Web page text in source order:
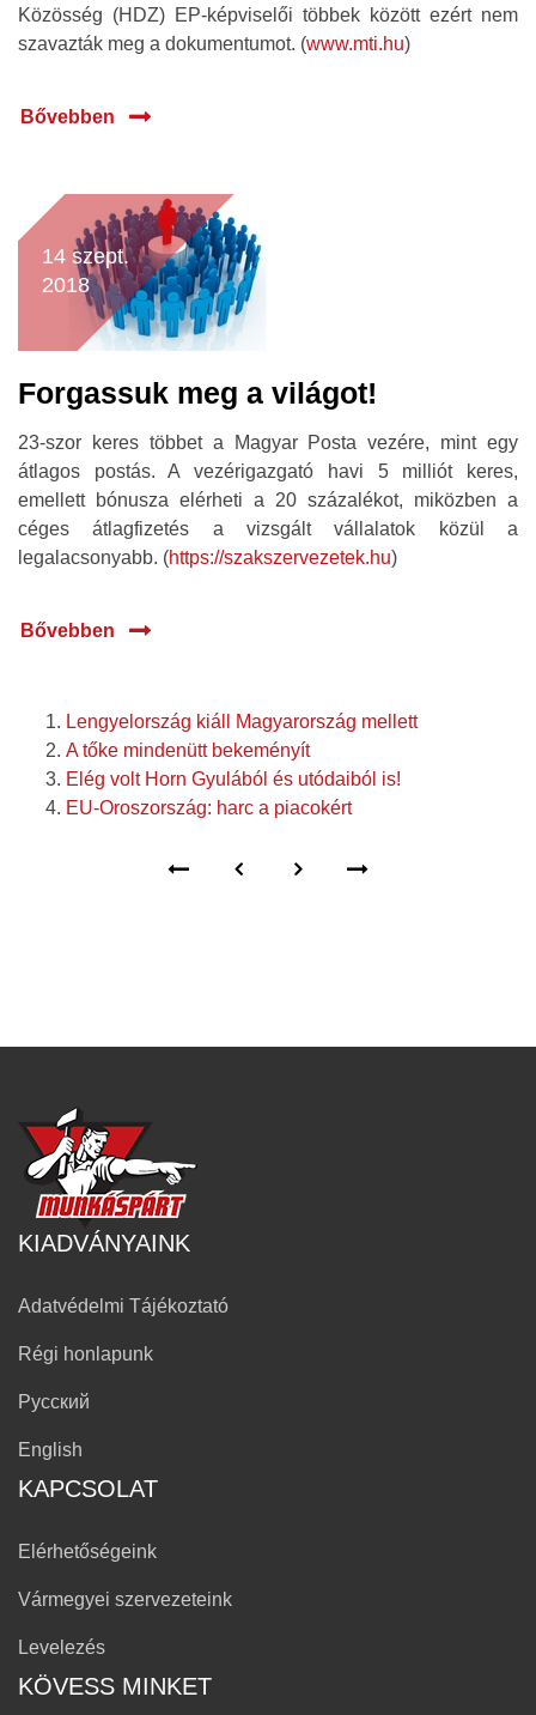
Közösség (HDZ) EP-képviselői többek között ezért nem
szavazták meg a dokumentumot. (www.mti.hu)
Bővebben
14 szept.
2018
Forgassuk meg a világot!
23-szor keres többet a Magyar Posta vezére, mint egy
átlagos postás. A vezérigazgató havi 5 milliót keres,
emellett bónusza elérheti a 20 százalékot, miközben a
céges átlagfizetés a vizsgált vállalatok közül a
legalacsonyabb. (https://szakszervezetek.hu)
Bővebben
Lengyelország kiáll Magyarország mellett
A tőke mindenütt bekeményít
Elég volt Horn Gyulából és utódaiból is!
EU-Oroszország: harc a piacokért
KIADVÁNYAINK
Adatvédelmi Tájékoztató
Régi honlapunk
Русский
English
KAPCSOLAT
Elérhetőségeink
Vármegyei szervezeteink
Levelezés
KÖVESS MINKET